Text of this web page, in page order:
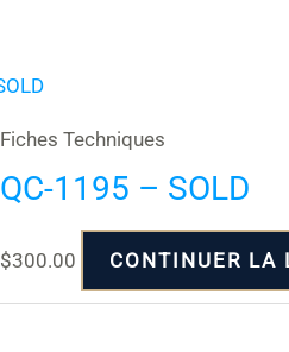
Fiches Techniques
QC-1195 – SOLD
$300.00 CONTINUER LA